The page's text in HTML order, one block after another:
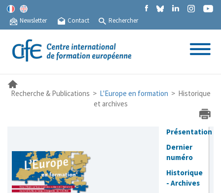
Newsletter Contact Rechercher
Recherche & Publications > L'Europe en formation > Historique
et archives
Présentation
Dernier
numéro
Historique
- Archives